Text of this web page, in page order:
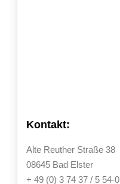
Kontakt:
Alte Reuther Straße 38
08645 Bad Elster
+ 49 (0) 3 74 37 / 5 54-0